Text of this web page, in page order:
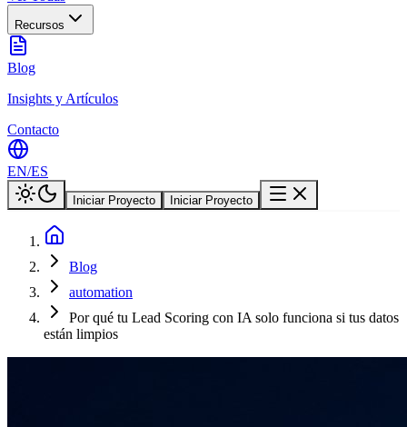
Recursos
Blog
Insights y Artículos
Contacto
EN/ES
Iniciar Proyecto Iniciar Proyecto
Blog
automation
Por qué tu Lead Scoring con IA solo funciona si tus datos
están limpios